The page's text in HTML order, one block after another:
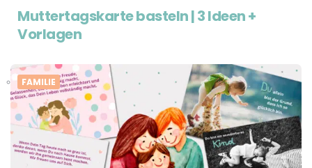
Muttertagskarte basteln | 3 Ideen +
Vorlagen
FAMILIE